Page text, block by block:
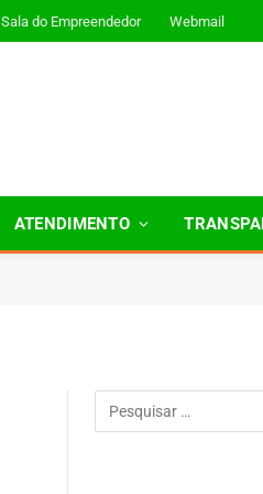
Sala do Empreendedor Webmail
ATENDIMENTO